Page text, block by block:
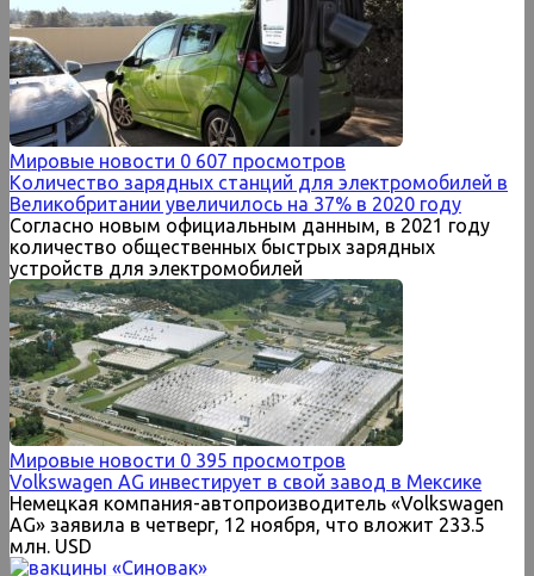
Мировые новости 0 607 просмотров
Количество зарядных станций для электромобилей в
Великобритании увеличилось на 37% в 2020 году
Согласно новым официальным данным, в 2021 году
количество общественных быстрых зарядных
устройств для электромобилей
Мировые новости 0 395 просмотров
Volkswagen AG инвестирует в свой завод в Мексике
Немецкая компания-автопроизводитель «Volkswagen
AG» заявила в четверг, 12 ноября, что вложит 233.5
млн. USD